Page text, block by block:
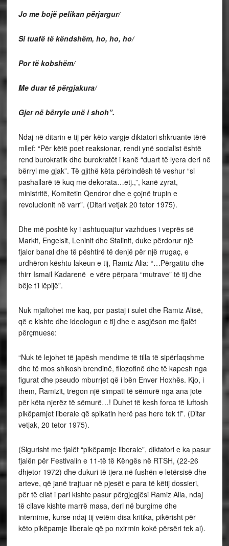
Jo me bojë pelikan përjargur/
Si tuafë të këndshëm, ho, ho, ho/
Por të kobshëm/
Me duar të përgjakura/
Gjer në bërryle unë i shoh”.
Ndaj në ditarin e tij për këto vargje diktatori shkruante tërë
mllef: “Për këtë poet reaksionar, rendi ynë socialist është
rend burokratik dhe burokratët i kanë “duart të lyera deri në
bërryl me gjak”. Të gjithë këta përbindësh të veshur “si
pashallarë të kuq me dekorata…etj.,”, kanë zyrat,
ministritë, Komitetin Qendror dhe e çojnë trupin e
revolucionit në varr”. (Ditari vetjak 20 tetor 1975).
Dhe më poshtë ky i ashtuquajtur vazhdues i veprës së
Markit, Engelsit, Leninit dhe Stalinit, duke përdorur një
fjalor banal dhe të pështirë të denjë për një rrugaç, e
urdhëron kështu lakeun e tij, Ramiz Alia: “…Përgatitu dhe
thirr Ismail Kadarenë e vëre përpara “mutrave” të tij dhe
bëje t’i lëpijë”.
Nuk mjaftohet me kaq, por pastaj i sulet dhe Ramiz Alisë,
që e kishte dhe ideologun e tij dhe e asgjëson me fjalët
përçmuese:
“Nuk të lejohet të japësh mendime të tilla të sipërfaqshme
dhe të mos shikosh brendinë, filozofinë dhe të kapesh nga
figurat dhe pseudo mburrjet që i bën Enver Hoxhës. Kjo, i
them, Ramizit, tregon një simpati të sëmurë nga ana jote
për këta njerëz të sëmurë…! Duhet të kesh forca të luftosh
pikëpamjet liberale që spikatin herë pas here tek ti”. (Ditar
vetjak, 20 tetor 1975).
(Sigurisht me fjalët “pikëpamje liberale”, diktatori e ka pasur
fjalën për Festivalin e 11-të të Këngës në RTSH, (22-26
dhjetor 1972) dhe dukuri të tjera në fushën e letërsisë dhe
arteve, që janë trajtuar në pjesët e para të këtij dossieri,
për të cilat i pari kishte pasur përgjegjësi Ramiz Alia, ndaj
të cilave kishte marrë masa, deri në burgime dhe
internime, kurse ndaj tij vetëm disa kritika, pikërisht për
këto pikëpamje liberale që po nxirrnin kokë përsëri tek ai).